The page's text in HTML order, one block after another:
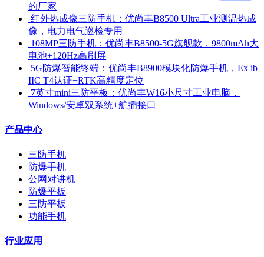
的厂家
​ 红外热成像三防手机：优尚丰B8500 Ultra工业测温热成
像，电力电气巡检专用
​ 108MP三防手机：优尚丰B8500-5G旗舰款，9800mAh大
电池+120Hz高刷屏
​ 5G防爆智能终端：优尚丰B8900模块化防爆手机，Ex ib
IIC T4认证+RTK高精度定位
​ 7英寸mini三防平板：优尚丰W16小尺寸工业电脑，
Windows/安卓双系统+航插接口
产品中心
三防手机
防爆手机
公网对讲机
防爆平板
三防平板
功能手机
行业应用